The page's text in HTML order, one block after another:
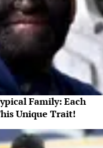
Family: Each
Unique Trait!